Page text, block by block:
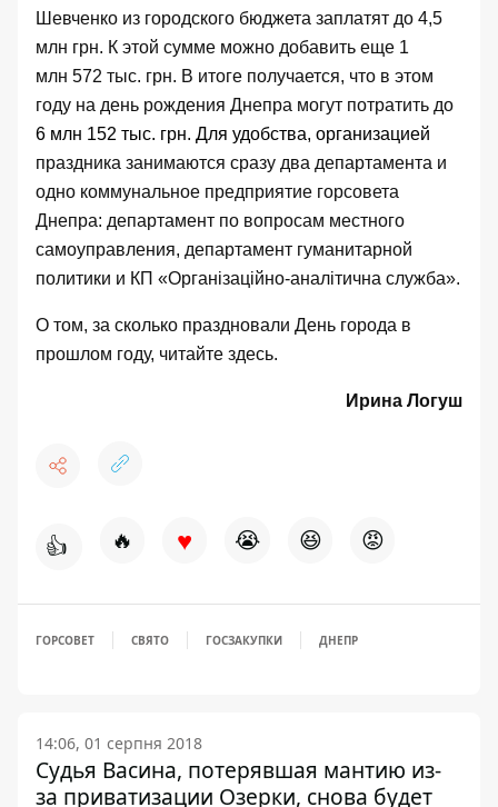
Шевченко из городского бюджета заплатят до 4,5
млн грн. К этой сумме можно добавить еще 1
млн 572 тыс. грн. В итоге получается, что в этом
году на день рождения Днепра могут потратить до
6 млн 152 тыс. грн. Для удобства, организацией
праздника занимаются сразу два департамента и
одно коммунальное предприятие горсовета
Днепра: департамент по вопросам местного
самоуправления, департамент гуманитарной
политики и КП «Організаційно-аналітична служба».
О том, за сколько праздновали День города в
прошлом году, читайте здесь.
Ирина Логуш
👍 🔥 ♥ 😭 😆 😡
ГОРСОВЕТ СВЯТО ГОСЗАКУПКИ ДНЕПР
14:06, 01 серпня 2018
Судья Васина, потерявшая мантию из-
за приватизации Озерки, снова будет